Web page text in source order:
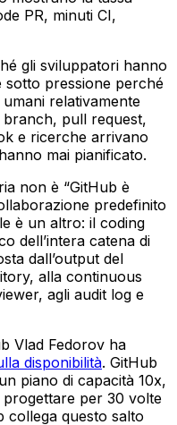
PR, minuti CI,
gli sviluppatori hanno
sotto pressione perché
relativamente
branch, pull request,
e ricerche arrivano
mai pianificato.
non è “GitHub è
predefinito
è un altro: il coding
dell’intera catena di
dall’output del
alla continuous
agli audit log e
Vlad Fedorov ha
disponibilità. GitHub
piano di capacità 10x,
per 30 volte
collega questo salto